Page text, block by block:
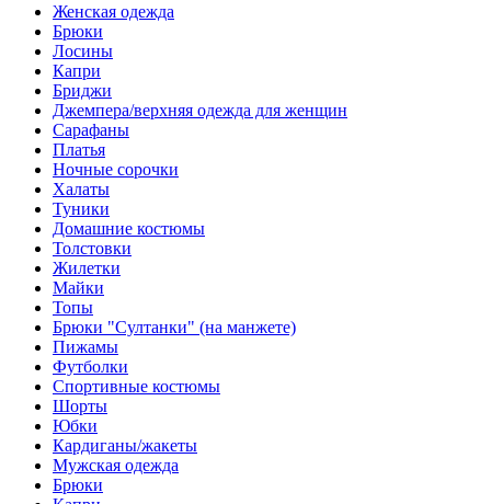
Женская одежда
Брюки
Лосины
Капри
Бриджи
Джемпера/верхняя одежда для женщин
Сарафаны
Платья
Ночные сорочки
Халаты
Туники
Домашние костюмы
Толстовки
Жилетки
Майки
Топы
Брюки "Султанки" (на манжете)
Пижамы
Футболки
Спортивные костюмы
Шорты
Юбки
Кардиганы/жакеты
Мужская одежда
Брюки